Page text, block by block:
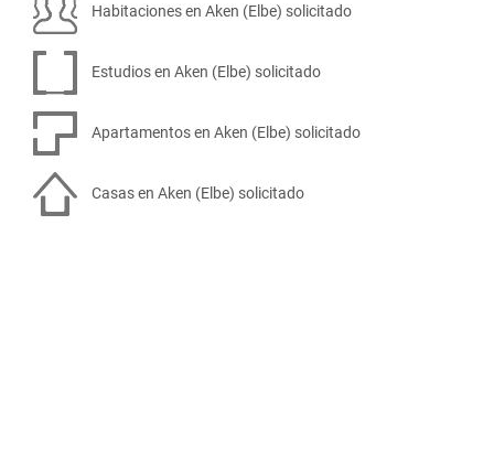
Habitaciones en Aken (Elbe) solicitado
Estudios en Aken (Elbe) solicitado
Apartamentos en Aken (Elbe) solicitado
Casas en Aken (Elbe) solicitado